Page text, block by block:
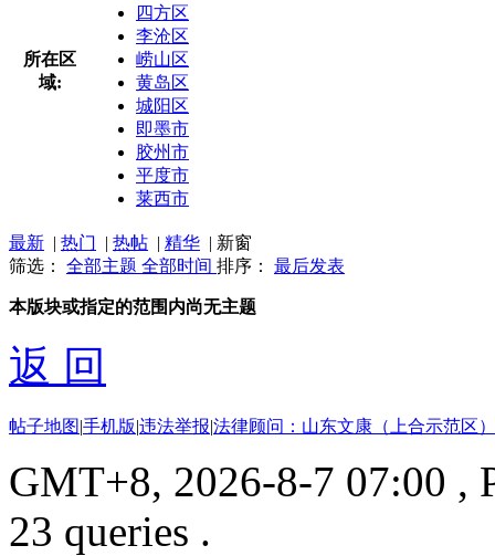
所在区
域:
四方区
李沧区
崂山区
黄岛区
城阳区
即墨市
胶州市
平度市
莱西市
最新 | 热门 | 热帖 | 精华 | 新窗
筛选： 全部主题 全部时间 排序： 最后发表
本版块或指定的范围内尚无主题
返 回
帖子地图|手机版|违法举报|法律顾问：山东文康（上合示范区
GMT+8, 2026-8-7 07:00 ,
23 queries .